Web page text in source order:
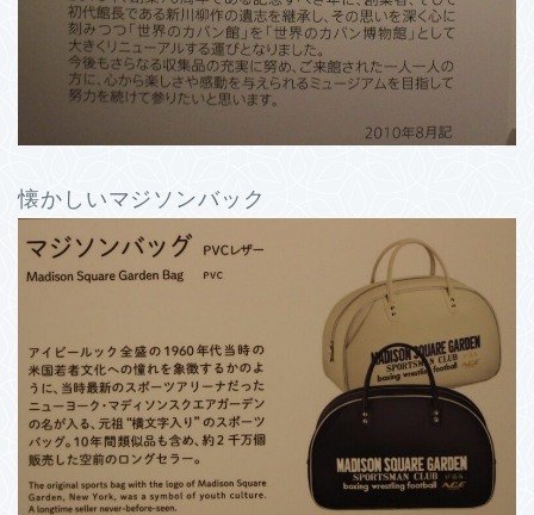
懐かしいマジソンバック